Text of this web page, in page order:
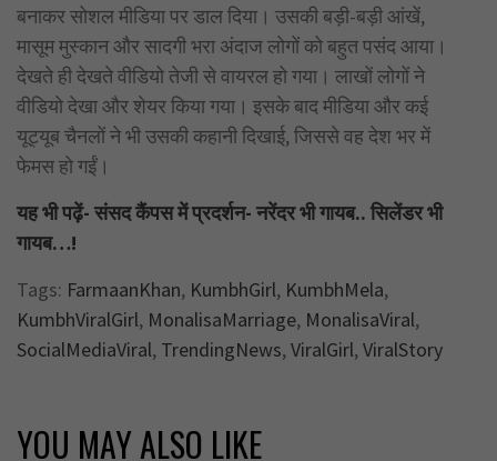
बनाकर सोशल मीडिया पर डाल दिया। उसकी बड़ी-बड़ी आंखें,
मासूम मुस्कान और सादगी भरा अंदाज लोगों को बहुत पसंद आया।
देखते ही देखते वीडियो तेजी से वायरल हो गया। लाखों लोगों ने
वीडियो देखा और शेयर किया गया। इसके बाद मीडिया और कई
यूट्यूब चैनलों ने भी उसकी कहानी दिखाई, जिससे वह देश भर में
फेमस हो गईं।
यह भी पढ़ें- संसद कैंपस में प्रदर्शन- नरेंदर भी गायब.. सिलेंडर भी
गायब…!
Tags: FarmaanKhan, KumbhGirl, KumbhMela,
KumbhViralGirl, MonalisaMarriage, MonalisaViral,
SocialMediaViral, TrendingNews,ViralGirl,ViralStory
YOU MAY ALSO LIKE